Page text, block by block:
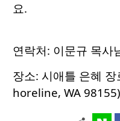
요.
연락처: 이문규 목사
장소: 시애틀 은혜
horeline, WA 98155)